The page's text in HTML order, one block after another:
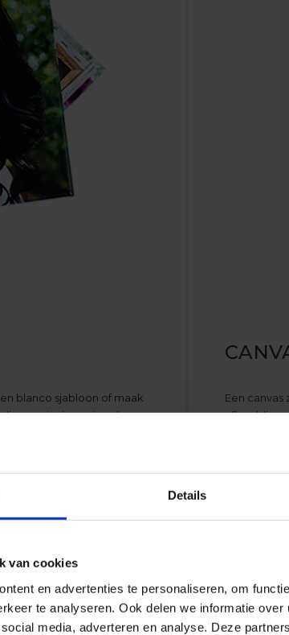
Details
van cookies
en advertenties te personaliseren, om
te analyseren. Ook delen we informatie over
media, adverteren en analyse. Deze
blanco sjabloon of maak
speciaal voor jou door
bevatten, maar je kunt
Een
MET JOUW EIGEN FOTO
met jouw foto’s zal jouw woning leuk
te hebben gehuurd, jouw eigen ruimte
veel geld uit te geven. Het ontwerpen van
die altijd hun eigen idee hebben hoe de